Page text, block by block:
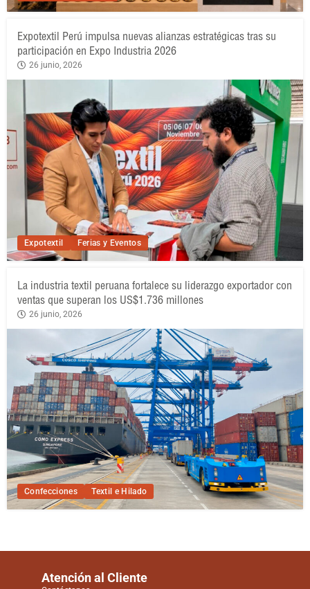
Expotextil Ferias y Eventos
Expotextil Perú impulsa nuevas alianzas estratégicas tras su
participación en Expo Industria 2026
26 junio, 2026
Confecciones Textil e Hilado
La industria textil peruana fortalece su liderazgo exportador con
ventas que superan los US$1.736 millones
26 junio, 2026
Atención al Cliente